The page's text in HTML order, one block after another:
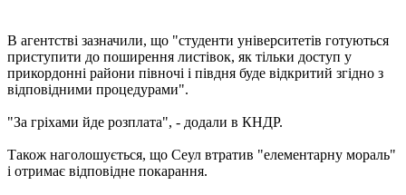
В агентстві зазначили, що "студенти університетів готуються
приступити до поширення листівок, як тільки доступ у
прикордонні райони півночі і півдня буде відкритий згідно з
відповідними процедурами".
"За гріхами йде розплата", - додали в КНДР.
Також наголошується, що Сеул втратив "елементарну мораль"
і отримає відповідне покарання.